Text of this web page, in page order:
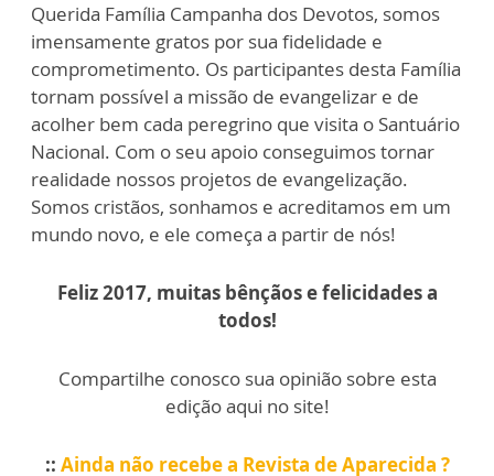
Querida Família Campanha dos Devotos, somos
imensamente gratos por sua fidelidade e
comprometimento. Os participantes desta Família
tornam possível a missão de evangelizar e de
acolher bem cada peregrino que visita o Santuário
Nacional. Com o seu apoio conseguimos tornar
realidade nossos projetos de evangelização.
Somos cristãos, sonhamos e acreditamos em um
mundo novo, e ele começa a partir de nós!
Feliz 2017, muitas bênçãos e felicidades a
todos!
Compartilhe conosco sua opinião sobre esta
edição aqui no site!
:: Ainda não recebe a Revista de Aparecida ?